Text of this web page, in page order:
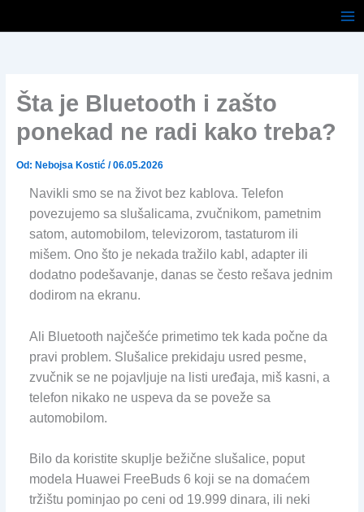
Šta je Bluetooth i zašto
ponekad ne radi kako treba?
Od: Nebojsa Kostić /06.05.2026
Navikli smo se na život bez kablova. Telefon
povezujemo sa slušalicama, zvučnikom, pametnim
satom, automobilom, televizorom, tastaturom ili
mišem. Ono što je nekada tražilo kabl, adapter ili
dodatno podešavanje, danas se često rešava jednim
dodirom na ekranu.
Ali Bluetooth najčešće primetimo tek kada počne da
pravi problem. Slušalice prekidaju usred pesme,
zvučnik se ne pojavljuje na listi uređaja, miš kasni, a
telefon nikako ne uspeva da se poveže sa
automobilom.
Bilo da koristite skuplje bežične slušalice, poput
modela Huawei FreeBuds 6 koji se na domaćem
tržištu pominjao po ceni od 19.999 dinara, ili neki